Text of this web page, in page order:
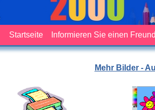
Startseite Informieren Sie einen Freund
Mehr Bilder -